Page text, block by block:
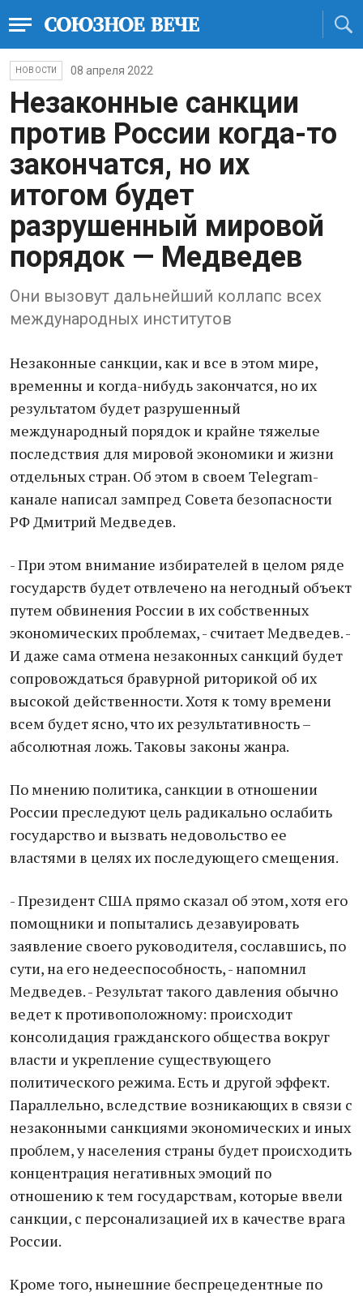
НОВОСТИ 08 апреля 2022
Незаконные санкции
против России когда-то
закончатся, но их
итогом будет
разрушенный мировой
порядок — Медведев
Они вызовут дальнейший коллапс всех
международных институтов
Незаконные санкции, как и все в этом мире,
временны и когда-нибудь закончатся, но их
результатом будет разрушенный
международный порядок и крайне тяжелые
последствия для мировой экономики и жизни
отдельных стран. Об этом в своем Telegram-
канале написал зампред Совета безопасности
РФ Дмитрий Медведев.
- При этом внимание избирателей в целом ряде
государств будет отвлечено на негодный объект
путем обвинения России в их собственных
экономических проблемах, - считает Медведев. -
И даже сама отмена незаконных санкций будет
сопровождаться бравурной риторикой об их
высокой действенности. Хотя к тому времени
всем будет ясно, что их результативность –
абсолютная ложь. Таковы законы жанра.
По мнению политика, санкции в отношении
России преследуют цель радикально ослабить
государство и вызвать недовольство ее
властями в целях их последующего смещения.
- Президент США прямо сказал об этом, хотя его
помощники и попытались дезавуировать
заявление своего руководителя, сославшись, по
сути, на его недееспособность, - напомнил
Медведев. - Результат такого давления обычно
ведет к противоположному: происходит
консолидация гражданского общества вокруг
власти и укрепление существующего
политического режима. Есть и другой эффект.
Параллельно, вследствие возникающих в связи с
незаконными санкциями экономических и иных
проблем, у населения страны будет происходить
концентрация негативных эмоций по
отношению к тем государствам, которые ввели
санкции, с персонализацией их в качестве врага
России.
Кроме того, нынешние беспрецедентные по